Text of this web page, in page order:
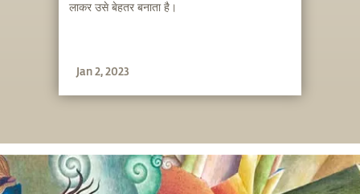
लाकर उसे बेहतर बनाता है।
Jan 2, 2023